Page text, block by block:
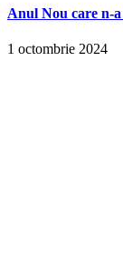
Anul Nou care n-
1 octombrie 2024